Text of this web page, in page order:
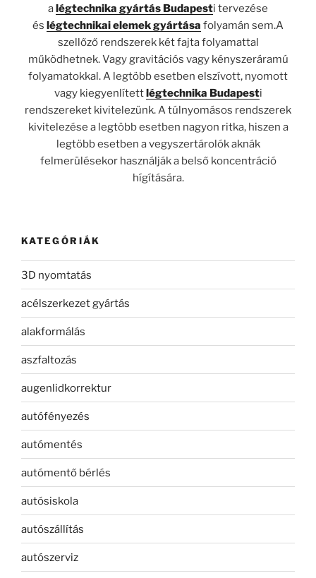
alégtechnika gyártás Budapesti tervezése
és légtechnikai elemek gyártása folyamán sem.A
szellőző rendszerek két fajta folyamattal
működhetnek. Vagy gravitációs vagy kényszeráramú
folyamatokkal. A legtöbb esetben elszívott, nyomott
vagy kiegyenlítettlégtechnika Budapesti
rendszereket kivitelezünk. A túlnyomásos rendszerek
kivitelezése a legtöbb esetben nagyon ritka, hiszen a
legtöbb esetben a vegyszertárolók aknák
felmerülésekor használják a belső koncentráció
hígítására.
KATEGÓRIÁK
3D nyomtatás
acélszerkezet gyártás
alakformálás
aszfaltozás
augenlidkorrektur
autófényezés
autómentés
autómentő bérlés
autósiskola
autószállítás
autószerviz